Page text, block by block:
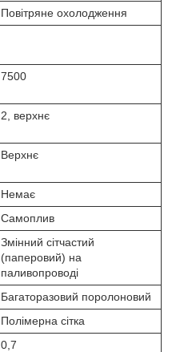
Повітряне охолодження
7500
2, верхнє
Верхнє
Немає
Самоплив
Змінний сітчастий
(паперовий) на
паливопроводі
Багаторазовий поролоновий
Полімерна сітка
0,7